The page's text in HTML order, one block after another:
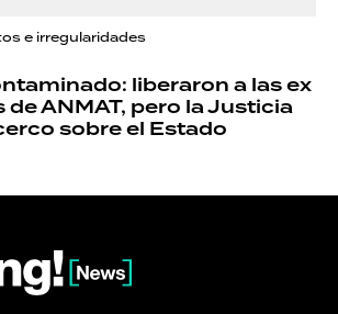
e irregularidades
liberaron a las ex
ANMAT, pero la Justicia
sobre el Estado